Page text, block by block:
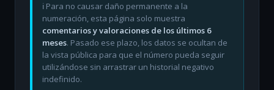
ℹ️ Para no causar daño permanente a la
numeración, esta página solo muestra
comentarios y valoraciones de los últimos 6
meses. Pasado ese plazo, los datos se ocultan de
la vista pública para que el número pueda seguir
utilizándose sin arrastrar un historial negativo
indefinido.